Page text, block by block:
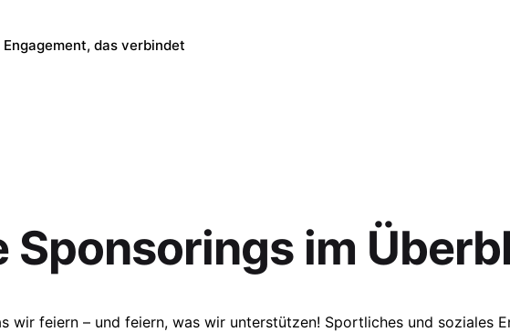
Engagement, das verbindet
Sponsorings im
wir feiern – und feiern, was wir unterstützen! Sportliches und soziales